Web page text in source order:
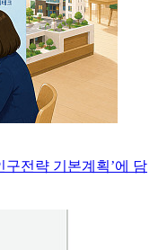
구전략 기본계획’에 담